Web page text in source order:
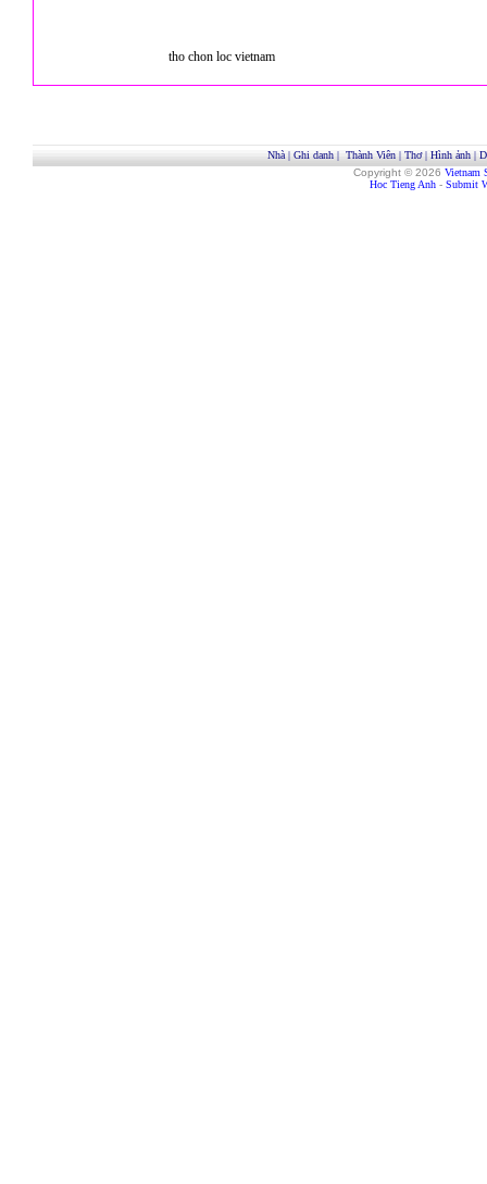
tho chon loc vietnam
Nhà| Ghi danh| Thành Viên| Thơ| Hình ảnh|
Copyright © 2026 Vietnam
Hoc Tieng Anh - Submit